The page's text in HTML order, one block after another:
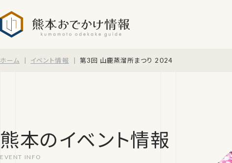
ホーム イベント情報 第3回 山鹿蒸溜所まつり 2024
熊本のイベント情報